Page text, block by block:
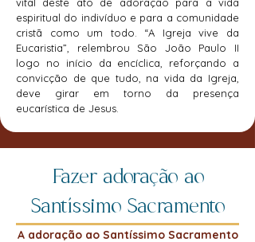
espiritual do indivíduo e para a comunidade
cristã como um todo. “A Igreja vive da
Eucaristia”, relembrou São João Paulo II
logo no início da encíclica, reforçando a
convicção de que tudo, na vida da Igreja,
deve girar em torno da presença
eucarística de Jesus.
Fazer adoração ao
Santíssimo Sacramento
A adoração ao Santíssimo Sacramento